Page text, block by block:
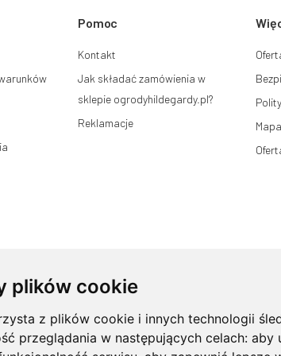
plików cookie
z plików cookie i innych technologii
przeglądania w następujących celach: aby
do swoich danych osobowych, ich sprostowania, usunięcia,
wobec przetwarzania swoich danych oraz prawo do
dokonano na podstawie zgody przed jej cofnięciem.
Pomoc
Kontakt
Jak składać zamówienia w
sklepie ogrodyhildegardy.pl?
Reklamacje